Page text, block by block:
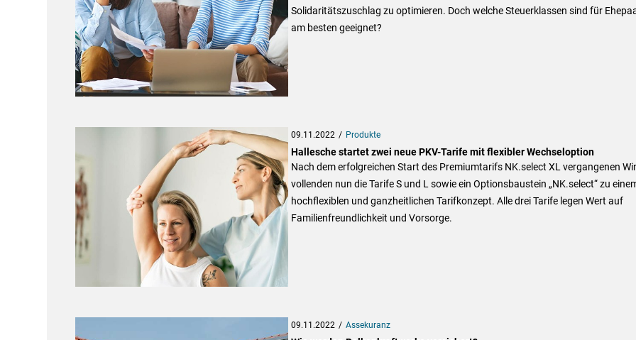
Solidaritätszuschlag zu optimieren. Doch welche Steuerklassen sind für
am besten geeignet?
09.11.2022 Produkte
Hallesche startet zwei neue PKV-Tarife mit flexibler Wechseloption
Nach dem erfolgreichen Start des Premiumtarifs NK.select XL vergangenen
vollenden nun die Tarife S und L sowie ein Optionsbaustein „NK.select“ zu
hochflexiblen und ganzheitlichen Tarifkonzept. Alle drei Tarife legen Wert auf
Familienfreundlichkeit und Vorsorge.
09.11.2022 Assekuranz